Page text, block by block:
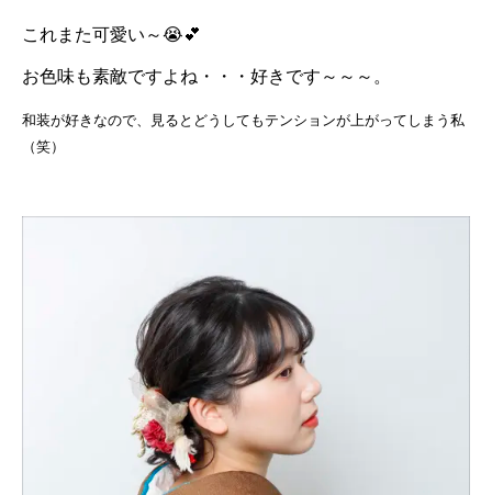
これまた可愛い～😭💕
お色味も素敵ですよね・・・好きです～～～。
和装が好きなので、見るとどうしてもテンションが上がってしまう私
（笑）